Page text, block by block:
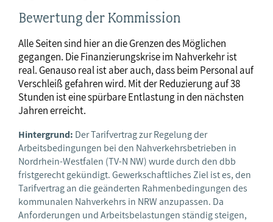
Bewertung der Kommission
Alle Seiten sind hier an die Grenzen des Möglichen
gegangen. Die Finanzierungskrise im Nahverkehr ist
real. Genauso real ist aber auch, dass beim Personal auf
Verschleiß gefahren wird. Mit der Reduzierung auf 38
Stunden ist eine spürbare Entlastung in den nächsten
Jahren erreicht.
Hintergrund: Der Tarifvertrag zur Regelung der
Arbeitsbedingungen bei den Nahverkehrsbetrieben in
Nordrhein-Westfalen (TV-N NW) wurde durch den dbb
fristgerecht gekündigt. Gewerkschaftliches Ziel ist es, den
Tarifvertrag an die geänderten Rahmenbedingungen des
kommunalen Nahverkehrs in NRW anzupassen. Da
Anforderungen und Arbeitsbelastungen ständig steigen,